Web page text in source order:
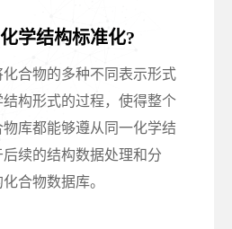
学结构标准化?
合物的多种不同表示形式
构形式的过程，使得整个
库都能够遵从同一化学结
续的结构数据处理和分
合物数据库。